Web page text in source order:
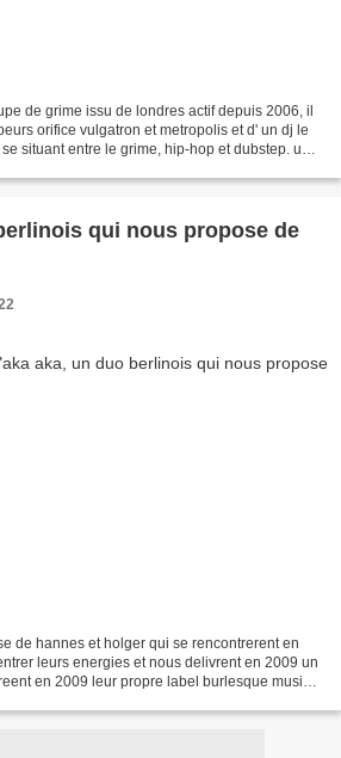
de grime issu de londres actif depuis 2006, il
orifice vulgatron et metropolis et d' un dj le
situant entre le grime, hip-hop et dubstep. un
qui nous propose de
de hannes et holger qui se rencontrerent en
leurs energies et nous delivrent en 2009 un
en 2009 leur propre label burlesque music